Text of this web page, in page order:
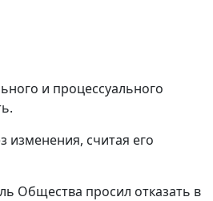
и процессуального
изменения, считая его
Общества просил отказать в